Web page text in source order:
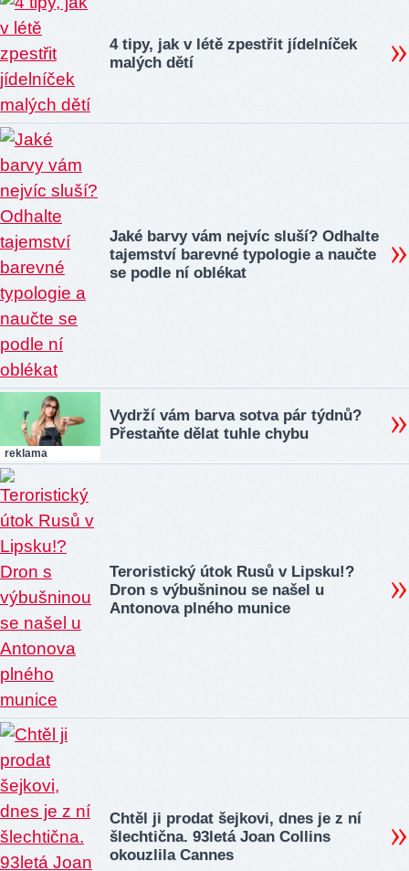
4 tipy, jak v létě zpestřit jídelníček
malých dětí
Jaké barvy vám nejvíc sluší? Odhalte
tajemství barevné typologie a naučte
se podle ní oblékat
reklama
Vydrží vám barva sotva pár týdnů?
Přestaňte dělat tuhle chybu
Teroristický útok Rusů v Lipsku!?
Dron s výbušninou se našel u
Antonova plného munice
Chtěl ji prodat šejkovi, dnes je z ní
šlechtična. 93letá Joan Collins
okouzlila Cannes